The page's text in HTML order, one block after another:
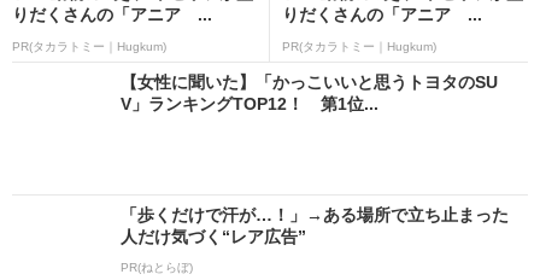
りだくさんの「アニア ...
PR(タカラトミー｜Hugkum)
りだくさんの「アニア ...
PR(タカラトミー｜Hugkum)
【女性に聞いた】「かっこいいと思うトヨタのSU
V」ランキングTOP12！ 第1位...
「歩くだけで汗が…！」→ある場所で立ち止まった
人だけ気づく“レア広告”
PR(ねとらぼ)